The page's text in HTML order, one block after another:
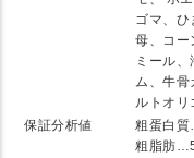
ゴマ、
母、コー
ミール
ム、牛骨
ルトオ
保証分析値
粗蛋白
粗脂肪